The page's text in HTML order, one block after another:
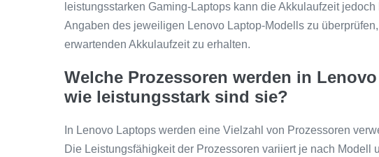
leistungsstarken Gaming-Laptops kann die Akkulaufzeit
Angaben des jeweiligen Lenovo Laptop-Modells zu
erwartenden Akkulaufzeit zu erhalten.
Welche Prozessoren werden in
wie leistungsstark sind sie?
In Lenovo Laptops werden eine Vielzahl von Prozessoren
Die Leistungsfähigkeit der Prozessoren variiert je nach Modell